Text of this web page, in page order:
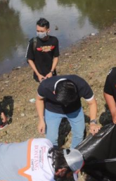
Kaltim Gelar
Perkuat
Kader Hadapi